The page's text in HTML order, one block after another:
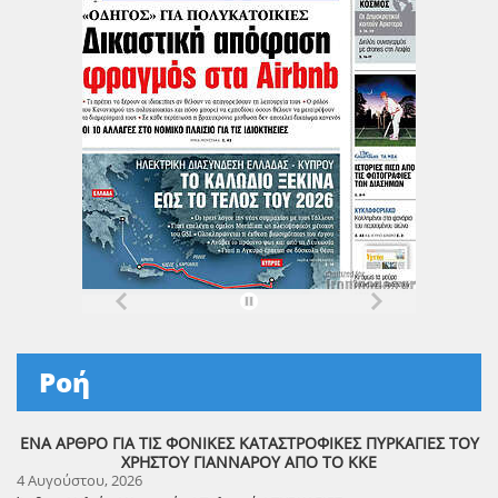
Ροή
ΕΝΑ ΑΡΘΡΟ ΓΙΑ ΤΙΣ ΦΟΝΙΚΕΣ ΚΑΤΑΣΤΡΟΦΙΚΕΣ ΠΥΡΚΑΓΙΕΣ ΤΟΥ
ΧΡΗΣΤΟΥ ΓΙΑΝΝΑΡΟΥ ΑΠΟ ΤΟ ΚΚΕ
4 Αυγούστου, 2026